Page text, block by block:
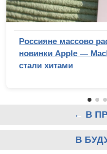
Россияне массово
новинки Apple —
стали хитами
← В
В